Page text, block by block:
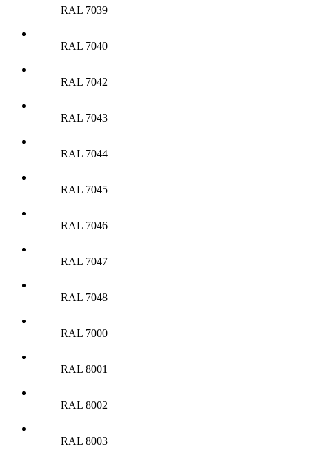
RAL 7039
RAL 7040
RAL 7042
RAL 7043
RAL 7044
RAL 7045
RAL 7046
RAL 7047
RAL 7048
RAL 7000
RAL 8001
RAL 8002
RAL 8003